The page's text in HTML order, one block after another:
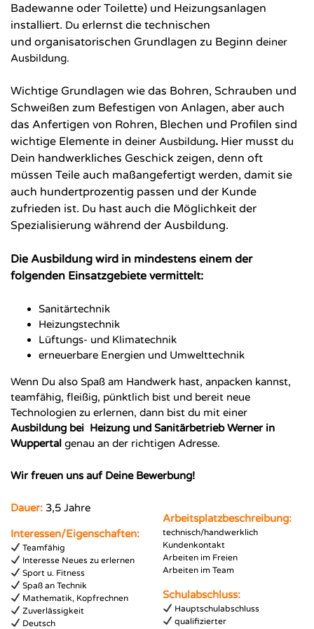
Badewanne oder Toilette) und Heizungsanlagen
installiert. Du erlernst die technischen
und organisatorischen Grundlagen zu Beginn deiner
Ausbildung.
Wichtige Grundlagen wie das Bohren, Schrauben und
Schweißen zum Befestigen von Anlagen, aber auch
das Anfertigen von Rohren, Blechen und Profilen sind
wichtige Elemente in deiner Ausbildung. Hier musst du
Dein handwerkliches Geschick zeigen, denn oft
müssen Teile auch maßangefertigt werden, damit sie
auch hundertprozentig passen und der Kunde
zufrieden ist. Du hast auch die Möglichkeit der
Spezialisierung während der Ausbildung.
Die Ausbildung wird in mindestens einem der
folgenden Einsatzgebiete vermittelt:
Sanitärtechnik
Heizungstechnik
Lüftungs- und Klimatechnik
erneuerbare Energien und Umwelttechnik
Wenn Du also Spaß am Handwerk hast, anpacken kannst,
teamfähig, fleißig, pünktlich bist und bereit neue
Technologien zu erlernen, dann bist du mit einer
Ausbildung bei Heizung und Sanitärbetrieb Werner in
Wuppertal genau an der richtigen Adresse.
Wir freuen uns auf Deine Bewerbung!
Arbeitsplatzbeschreibung:
technisch/handwerklich
Kundenkontakt
Arbeiten im Freien
Arbeiten im Team
Dauer: 3,5 Jahre
Interessen/Eigenschaften:
Teamfähig
Interesse Neues zu erlernen
Sport u. Fitness
Spaß an Technik
Mathematik, Kopfrechnen
Zuverlässigkeit
Deutsch
Schulabschluss:
Hauptschulabschluss
qualifizierter